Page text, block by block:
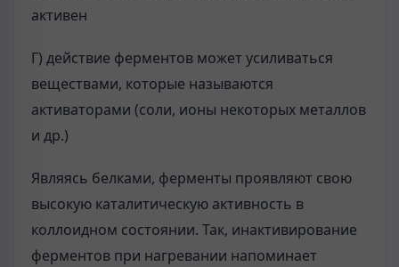
активен
Г) действие ферментов может усиливаться
веществами, которые называются
активаторами (соли, ионы некоторых металлов
и др.)
Являясь белками, ферменты проявляют свою
высокую каталитическую активность в
коллоидном состоянии. Так, инактивирование
ферментов при нагревании напоминает